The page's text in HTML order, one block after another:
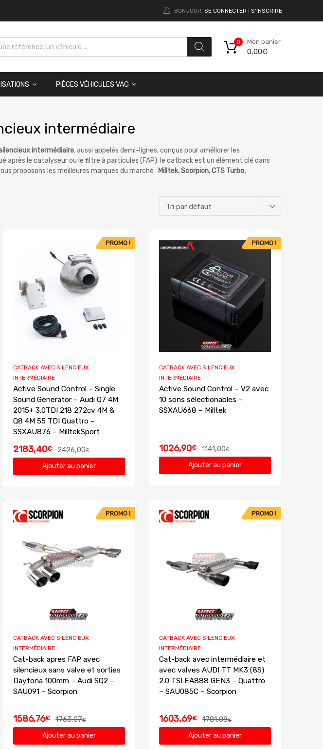
BONJOUR. SE CONNECTER S'INSCRIRE
Mon panier
0,00€
0
PIÈCES VÉHICULES VAG
intermédiaire
intermédiaire, aussi appelés demi-lignes, conçus pour améliorer les
après le catalyseur ou le filtre à particules (FAP), le catback est un élément clé dans
proposons les meilleures marques du marché : Milltek, Scorpion, CTS Turbo,
PROMO !
CATBACK AVEC SILENCIEUX
INTERMÉDIAIRE
Active Sound Control – Single
Sound Generator – Audi Q7 4M
2015+ 3.0TDI 218 272cv 4M &
Q8 4M 55 TDI Quattro –
SSXAU876 – MilltekSport
2426,00€
2183,40€
Ajouter au panier
PROMO !
CATBACK AVEC SILENCIEUX
INTERMÉDIAIRE
Active Sound Control – V2 avec
10 sons sélectionables –
SSXAU668 – Milltek
1141,00€
1026,90€
Ajouter au panier
PROMO !
CATBACK AVEC SILENCIEUX
INTERMÉDIAIRE
Cat-back apres FAP avec
silencieux sans valve et sorties
Daytona 100mm – Audi SQ2 –
SAU091 – Scorpion
1763,07€
1586,76€
Ajouter au panier
PROMO !
CATBACK AVEC SILENCIEUX
INTERMÉDIAIRE
Cat-back avec intermédiaire et
avec valves AUDI TT MK3 (8S)
2.0 TSI EA888 GEN3 – Quattro
– SAU085C – Scorpion
1781,88€
1603,69€
Ajouter au panier